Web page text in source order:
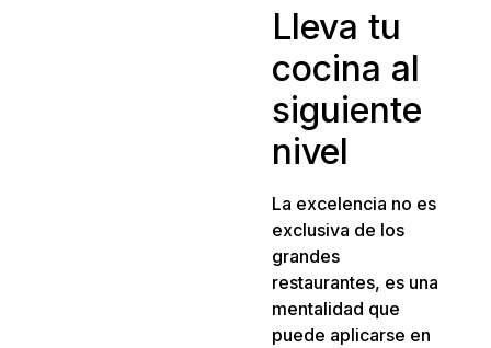
Lleva tu
cocina al
siguiente
nivel
La excelencia no es
exclusiva de los
grandes
restaurantes, es una
mentalidad que
puede aplicarse en